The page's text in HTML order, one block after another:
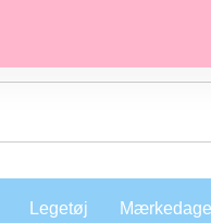
Legetøj Mærkedage